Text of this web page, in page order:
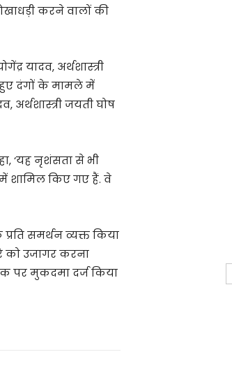
करने वालों की
यादव, अर्थशास्त्री
हुए दंगों के मामले में
अर्थशास्त्री जयती घोष
‘यह नृशंसता से भी
शामिल किए गए हैं. वे
समर्थन व्यक्त किया
को उजागर करना
पर मुकदमा दर्ज किया